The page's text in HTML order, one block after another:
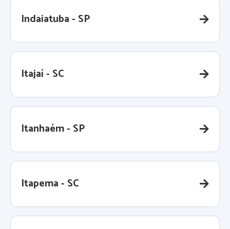
Indaiatuba - SP
Itajaí - SC
Itanhaém - SP
Itapema - SC